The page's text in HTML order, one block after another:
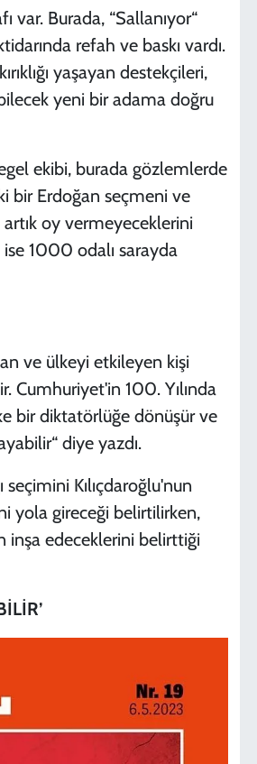
var. Burada, “Sallanıyor“
refah ve baskı vardı.
yaşayan destekçileri,
yeni bir adama doğru
ekibi, burada gözlemlerde
bir Erdoğan seçmeni ve
oy vermeyeceklerini
1000 odalı sarayda
ve ülkeyi etkileyen kişi
Cumhuriyet'in 100. Yılında
bir diktatörlüğe dönüşür ve
diye yazdı.
Kılıçdaroğlu'nun
yola gireceği belirtilirken,
inşa edeceklerini belirttiği